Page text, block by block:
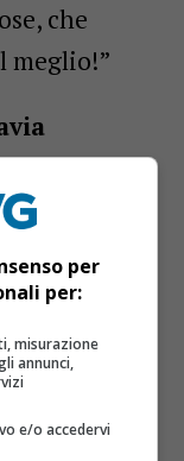
che
meglio!”
anni,
e
“sono
due
da guerra,
del
per
per:
misurazione
annunci,
e/o accedervi